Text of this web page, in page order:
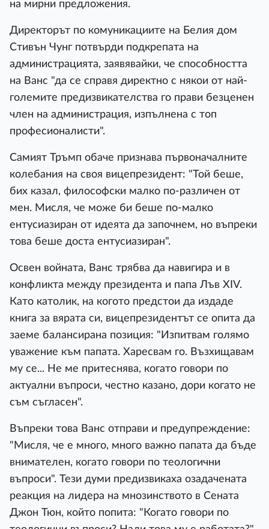
на мирни предложения.
Директорът по комуникациите на Белия дом
Стивън Чунг потвърди подкрепата на
администрацията, заявявайки, че способността
на Ванс "да се справя директно с някои от най-
големите предизвикателства го прави безценен
член на администрация, изпълнена с топ
професионалисти".
Самият Тръмп обаче признава първоначалните
колебания на своя вицепрезидент: "Той беше,
бих казал, философски малко по-различен от
мен. Мисля, че може би беше по-малко
ентусиазиран от идеята да започнем, но въпреки
това беше доста ентусиазиран".
Освен войната, Ванс трябва да навигира и в
конфликта между президента и папа Лъв XIV.
Като католик, на когото предстои да издаде
книга за вярата си, вицепрезидентът се опита да
заеме балансирана позиция: "Изпитвам голямо
уважение към папата. Харесвам го. Възхищавам
му се... Не ме притеснява, когато говори по
актуални въпроси, честно казано, дори когато не
съм съгласен".
Въпреки това Ванс отправи и предупреждение:
"Мисля, че е много, много важно папата да бъде
внимателен, когато говори по теологични
въпроси". Тези думи предизвикаха озадачената
реакция на лидера на мнозинството в Сената
Джон Тюн, който попита: "Когато говори по